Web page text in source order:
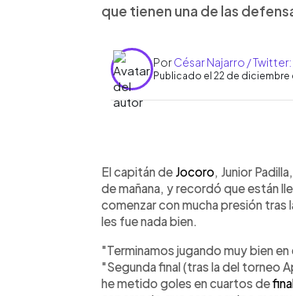
que tienen una de las
PorCésar Najarro /
Publicado el 22 de diciembre
► Escuchar artículo
El capitán de Jocoro , Junior
de mañana, y recordó que están
comenzar con mucha presión
les fue nada bien.
"Terminamos jugando muy bien
"Segunda final (tras la del torneo
he metido goles en cuartos de